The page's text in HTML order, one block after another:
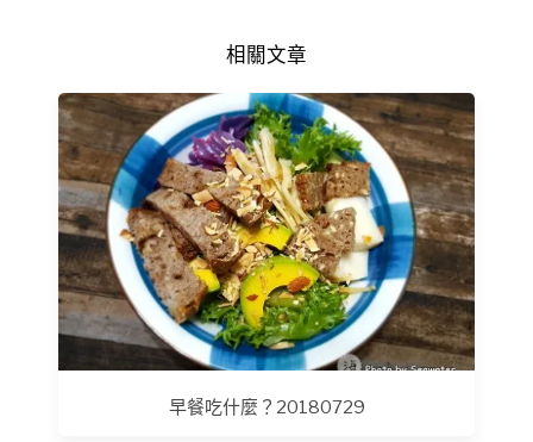
相關文章
早餐吃什麼？20180729